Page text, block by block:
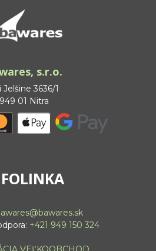
s.r.o.
Jelšine 3636/1
949 01 Nitra
+421 949 150 324